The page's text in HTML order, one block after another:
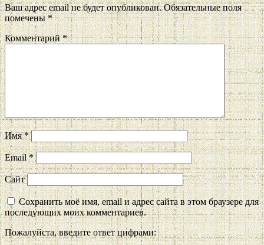
Ваш адрес email не будет опубликован. Обязательные поля
помечены*
Комментарий*
Имя*
Email*
Сайт
Сохранить моё имя, email и адрес сайта в этом браузере для
последующих моих комментариев.
Пожалуйста, введите ответ цифрами: